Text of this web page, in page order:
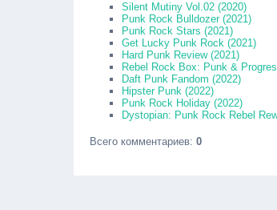
Silent Mutiny Vol.02 (2020)
Punk Rock Bulldozer (2021)
Punk Rock Stars (2021)
Get Lucky Punk Rock (2021)
Hard Punk Review (2021)
Rebel Rock Box: Punk &
Daft Punk Fandom (2022)
Hipster Punk (2022)
Punk Rock Holiday (2022)
Dystopian: Punk Rock Rebel
Всего комментариев: 0